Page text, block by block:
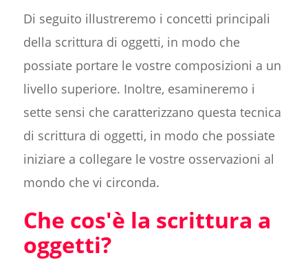
Di seguito illustreremo i concetti principali
della scrittura di oggetti, in modo che
possiate portare le vostre composizioni a un
livello superiore. Inoltre, esamineremo i
sette sensi che caratterizzano questa tecnica
di scrittura di oggetti, in modo che possiate
iniziare a collegare le vostre osservazioni al
mondo che vi circonda.
Che cos'è la scrittura a
oggetti?